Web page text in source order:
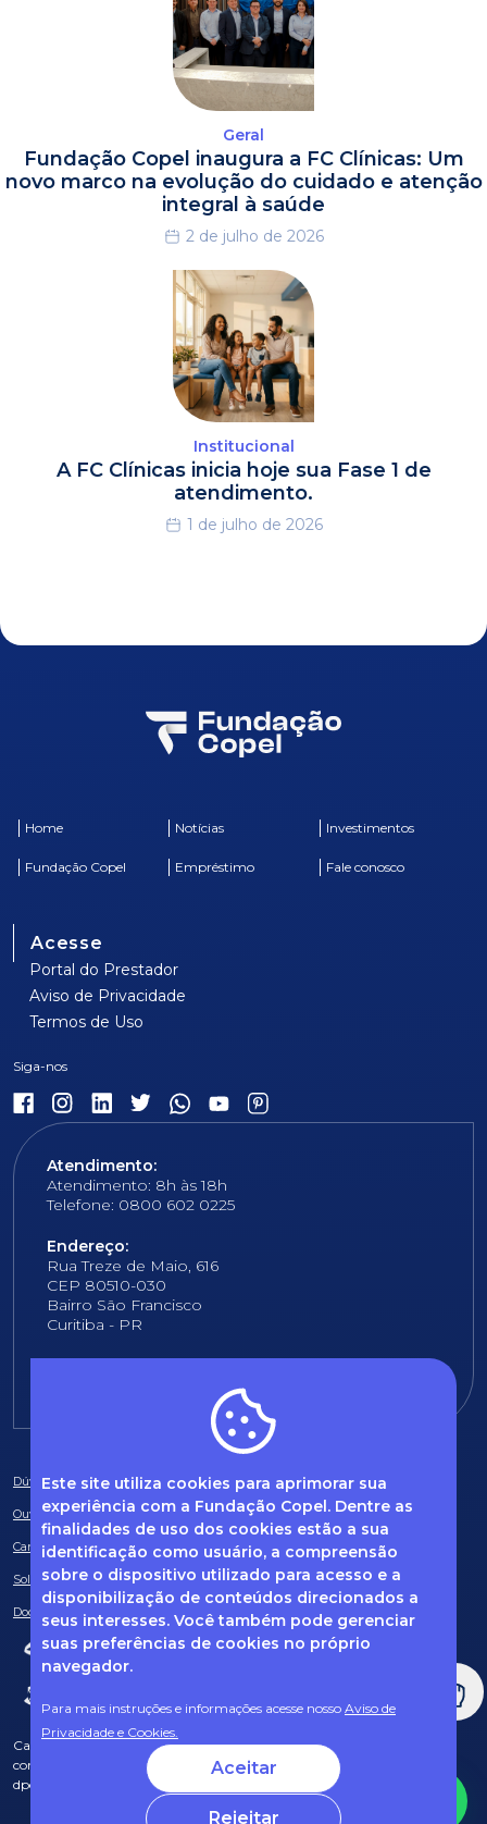
Este site utiliza cookies para aprimorar sua
experiência com a Fundação Copel. Dentre as
finalidades de uso dos cookies estão a sua
identificação como usuário, a compreensão
sobre o dispositivo utilizado para acesso e a
disponibilização de conteúdos direcionados a
seus interesses. Você também pode gerenciar
suas preferências de cookies no próprio
navegador.
Para mais instruções e informações acesse nosso Aviso de
Privacidade e Cookies.
Aceitar
Rejeitar
Geral
Fundação Copel inaugura a FC Clínicas: Um
novo marco na evolução do cuidado e atenção
integral à saúde
2 de julho de 2026
Institucional
A FC Clínicas inicia hoje sua Fase 1 de
atendimento.
1 de julho de 2026
Home Notícias Investimentos
Fundação Copel Empréstimo Fale conosco
Acesse
Portal do Prestador
Aviso de Privacidade
Termos de Uso
Atendimento:
Atendimento: 8h às 18h
Telefone: 0800 602 0225
Endereço:
Rua Treze de Maio, 616
CEP 80510-030
Bairro São Francisco
Curitiba - PR
Dúvidas frequentes
Ouvidoria
Canal de Denúncias
Solicitação de informações
Documentos obrigatórios
Caso tenha dúvidas sobre Privacidade de Dados e LGPD, entre em
contato com o nosso DPO (encarregado de dados) via e-mail:
dpo@fcopel.org.br